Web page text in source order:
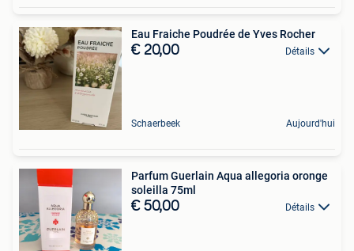
Eau Fraiche Poudrée de Yves Rocher
€ 20,00 Détails
Schaerbeek Aujourd'hui
Parfum Guerlain Aqua allegoria oronge
soleilla 75ml
€ 50,00 Détails